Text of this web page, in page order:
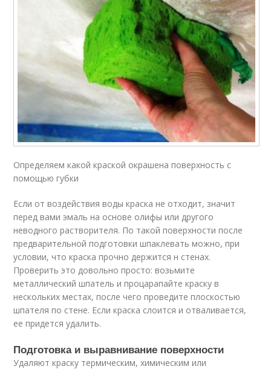
Определяем какой краской окрашена поверхность с
помощью губки
Если от воздействия воды краска не отходит, значит
перед вами эмаль на основе олифы или другого
неводного растворителя. По такой поверхности после
предварительной подготовки шпаклевать можно, при
условии, что краска прочно держится н стенах.
Проверить это довольно просто: возьмите
металлический шпатель и процарапайте краску в
нескольких местах, после чего проведите плоскостью
шпателя по стене. Если краска слоится и отваливается,
ее придется удалить.
Подготовка и выравнивание поверхности
Удаляют краску термическим, химическим или